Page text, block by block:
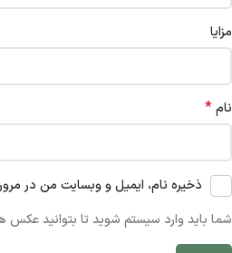
مزایا
نام*
ذخیره نام، ایمیل و وبسایت من در
شما باید وارد سیستم شوید تا بتوانید عکس